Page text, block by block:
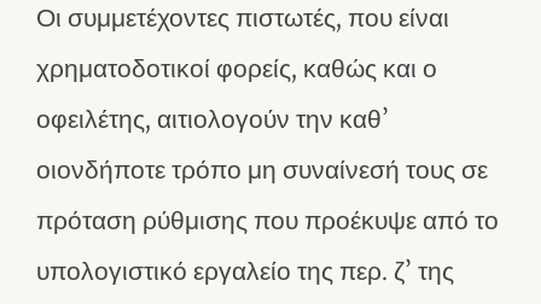
Οι συμμετέχοντες πιστωτές, που είναι
χρηματοδοτικοί φορείς, καθώς και ο
οφειλέτης, αιτιολογούν την καθ’
οιονδήποτε τρόπο μη συναίνεσή τους σε
πρόταση ρύθμισης που προέκυψε από το
υπολογιστικό εργαλείο της περ. ζ’ της